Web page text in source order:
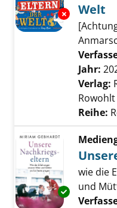
Exemplar-
Welt
Jahr:
Verlag:
Reihe:
Exemplar-
wie die
und